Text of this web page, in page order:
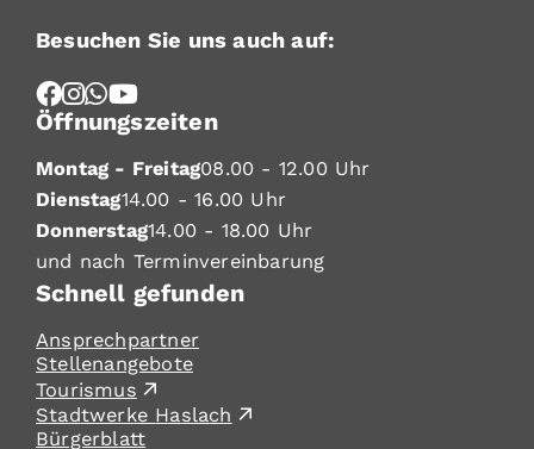
Besuchen Sie uns auch auf:
Öffnungszeiten
Montag - Freitag08.00 - 12.00 Uhr
Dienstag14.00 - 16.00 Uhr
Donnerstag14.00 - 18.00 Uhr
und nach Terminvereinbarung
Schnell gefunden
Ansprechpartner
Stellenangebote
Tourismus
Stadtwerke Haslach
Bürgerblatt